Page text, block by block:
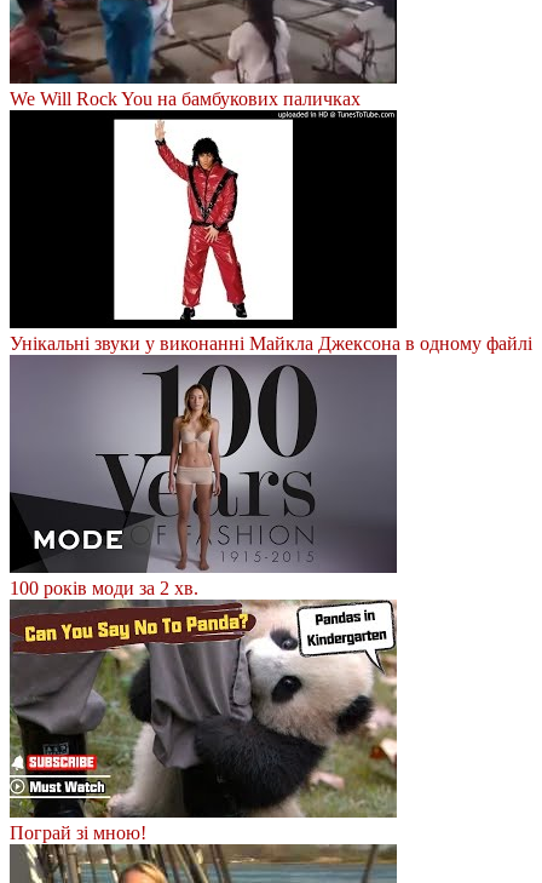
We Will Rock You на бамбукових паличках
Унікальні звуки у виконанні Майкла Джексона в одному файлі
100 років моди за 2 хв.
Пограй зі мною!